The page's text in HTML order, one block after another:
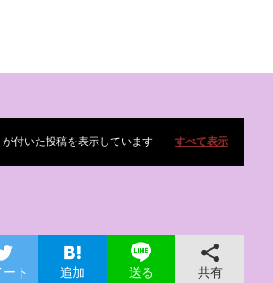
が付いた投稿を表示しています すべて表示
ート 追加 送る 共有